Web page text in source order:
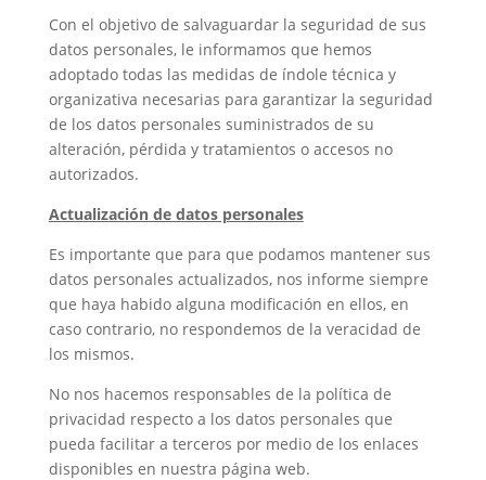
Con el objetivo de salvaguardar la seguridad de sus
datos personales, le informamos que hemos
adoptado todas las medidas de índole técnica y
organizativa necesarias para garantizar la seguridad
de los datos personales suministrados de su
alteración, pérdida y tratamientos o accesos no
autorizados.
Actualización de datos personales
Es importante que para que podamos mantener sus
datos personales actualizados, nos informe siempre
que haya habido alguna modificación en ellos, en
caso contrario, no respondemos de la veracidad de
los mismos.
No nos hacemos responsables de la política de
privacidad respecto a los datos personales que
pueda facilitar a terceros por medio de los enlaces
disponibles en nuestra página web.